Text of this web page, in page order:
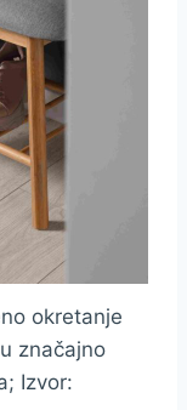
okretanje
značajno
Izvor: